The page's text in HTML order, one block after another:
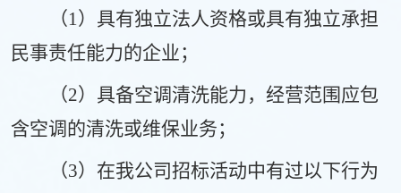
（1）具有独立法人资格或具有独立承担
民事责任能力的企业；
（2） 具备空调清洗能力，经营范围应包
含空调的清洗或维保业务；
（3）在我公司招标活动中有过以下行为